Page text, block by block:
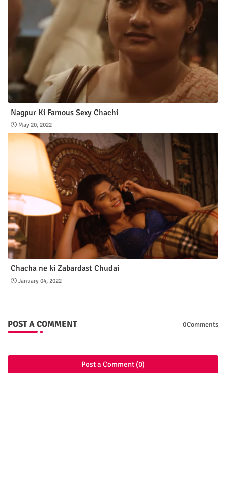
Nagpur Ki Famous Sexy Chachi
May 20, 2022
Chacha ne ki Zabardast Chudai
January 04, 2022
POST A COMMENT 0Comments
Post a Comment (0)